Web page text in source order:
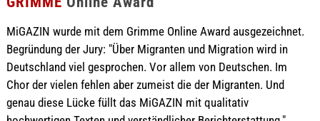
MiGAZIN wurde mit dem Grimme Online Award ausgezeichnet.
Begründung der Jury: "Über Migranten und Migration wird in
Deutschland viel gesprochen. Vor allem von Deutschen. Im
Chor der vielen fehlen aber zumeist die der Migranten. Und
genau diese Lücke füllt das MiGAZIN mit qualitativ